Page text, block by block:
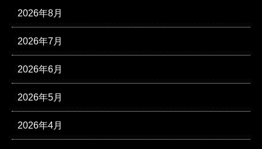
2026年8月
2026年7月
2026年6月
2026年5月
2026年4月